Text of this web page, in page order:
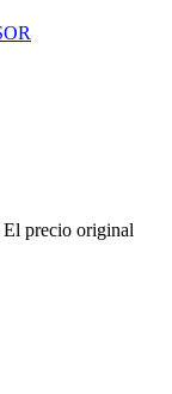
El precio original